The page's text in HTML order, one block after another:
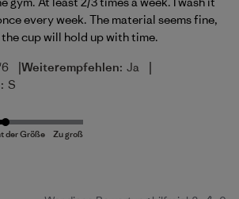
every week. The material seems fine,
cup will hold up with time.
|Weiterempfehlen: Ja |
S